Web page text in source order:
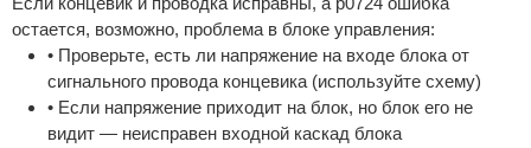
остается, возможно, проблема в блоке управления:
• Проверьте, есть ли напряжение на входе блока от
сигнального провода концевика (используйте схему)
• Если напряжение приходит на блок, но блок его не
видит — неисправен входной каскад блока